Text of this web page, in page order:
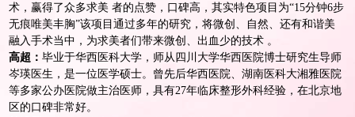
术，赢得了众多求美 者的点赞，口碑高，其实特色项目为“15分钟6步
无痕唯美丰胸”该项目通过多年的研究，将微创、自然、还有和谐美
融入手术当中，为求美者们带来微创、出血少的技术 。
高超：毕业于华西医科大学，师从四川大学华西医院博士研究生导师
岑瑛医生，是一位医学硕士。曾先后华西医院、湖南医科大湘雅医院
等多家公办医院做主治医师，具有27年临床整形外科经验，在北京地
区的口碑非常好。